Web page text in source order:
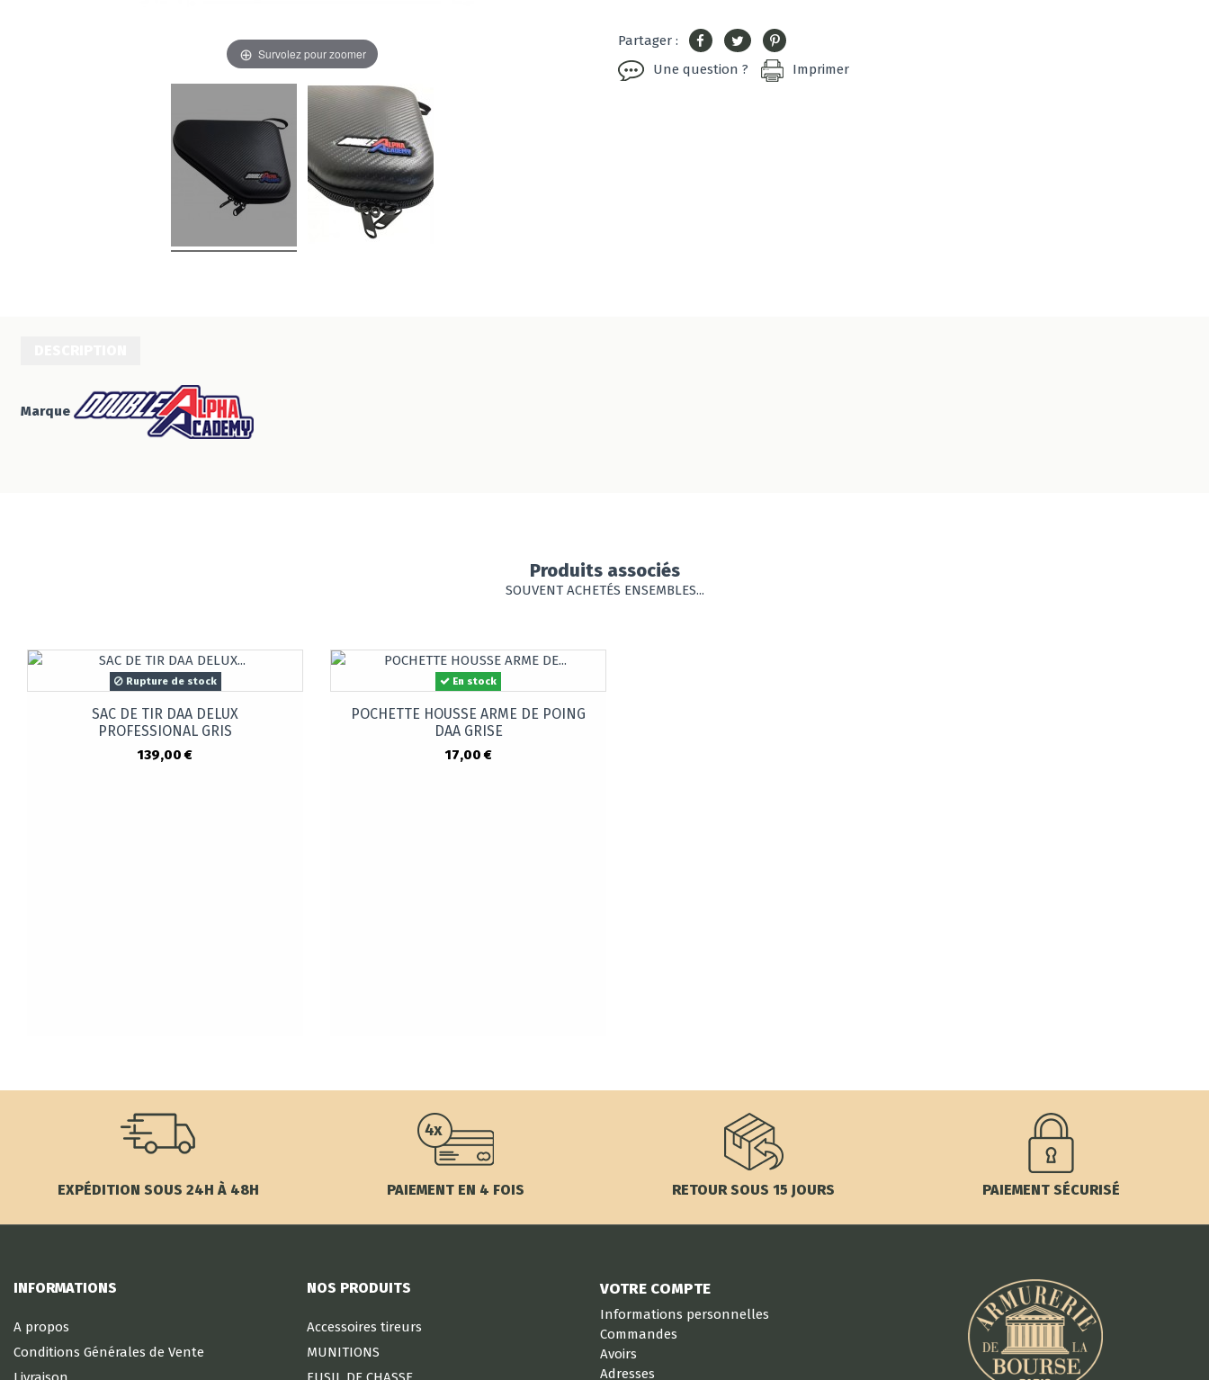
Survolez pour zoomer
Partager :
Une question ?
Imprimer
Marque
Produits associés
SOUVENT ACHETÉS ENSEMBLES...
Rupture de stock
SAC DE TIR DAA DELUX
PROFESSIONAL GRIS
139,00 €
En stock
POCHETTE HOUSSE ARME DE POING
DAA GRISE
17,00 €
EXPÉDITION SOUS 24H À 48H PAIEMENT EN 4 FOIS RETOUR SOUS 15 JOURS PAIEMENT SÉCURISÉ
INFORMATIONS
A propos
Conditions Générales de Vente
NOS PRODUITS
Accessoires tireurs
MUNITIONS
VOTRE COMPTE
Informations personnelles
Commandes
Avoirs
Adresses